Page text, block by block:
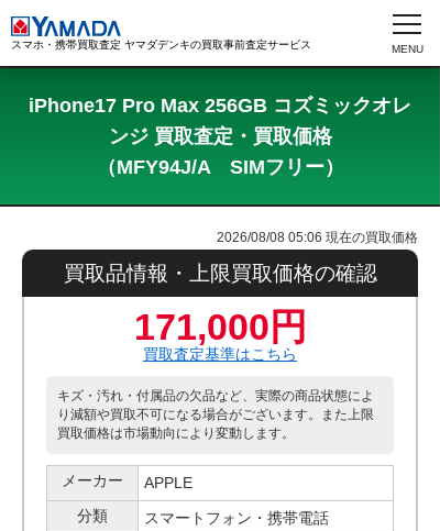
スマホ・携帯買取査定 ヤマダデンキの買取事前査定サービス
iPhone17 Pro Max 256GB コズミックオレ
ンジ 買取査定・買取価格
（MFY94J/A SIMフリー）
2026/08/08 05:06 現在の買取価格
買取品情報・上限買取価格の確認
171,000円
買取査定基準はこちら
キズ・汚れ・付属品の欠品など、実際の商品状態によ
り減額や買取不可になる場合がございます。また上限
買取価格は市場動向により変動します。
メーカー
APPLE
分類
スマートフォン・携帯電話